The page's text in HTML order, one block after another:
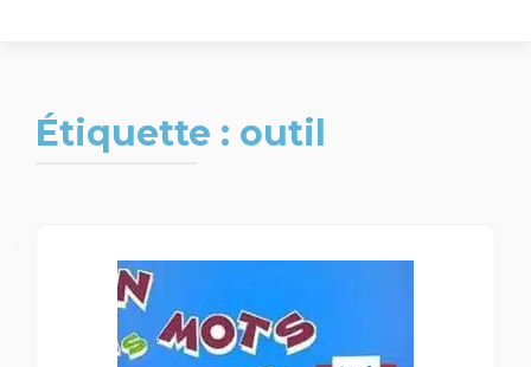
Étiquette : outil